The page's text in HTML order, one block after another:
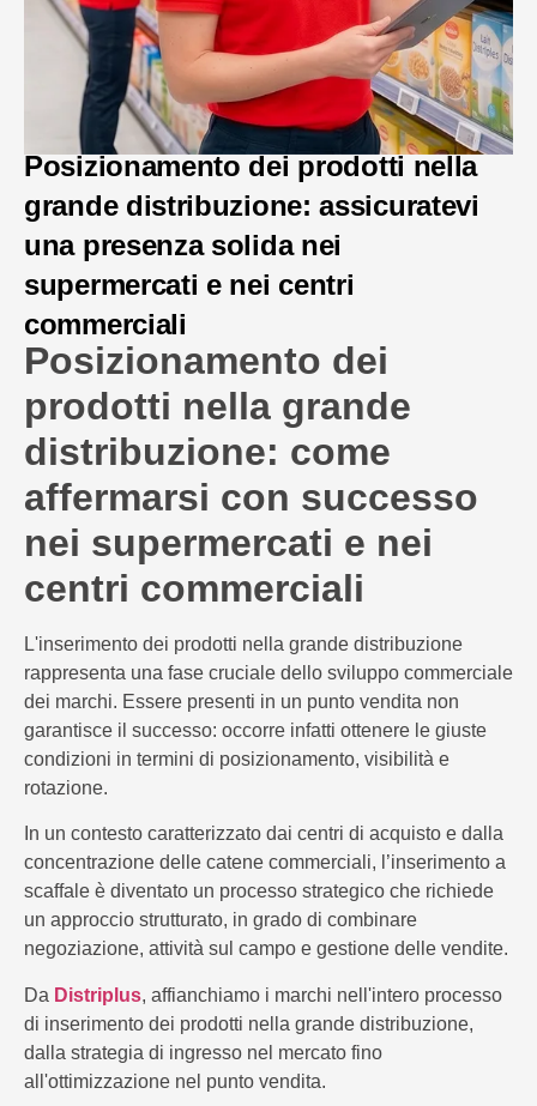
Posizionamento dei prodotti nella
grande distribuzione: assicuratevi
una presenza solida nei
supermercati e nei centri
commerciali
Posizionamento dei
prodotti nella grande
distribuzione: come
affermarsi con successo
nei supermercati e nei
centri commerciali
L'inserimento dei prodotti nella grande distribuzione
rappresenta una fase cruciale dello sviluppo commerciale
dei marchi. Essere presenti in un punto vendita non
garantisce il successo: occorre infatti ottenere le giuste
condizioni in termini di posizionamento, visibilità e
rotazione.
In un contesto caratterizzato dai centri di acquisto e dalla
concentrazione delle catene commerciali, l’inserimento a
scaffale è diventato un processo strategico che richiede
un approccio strutturato, in grado di combinare
negoziazione, attività sul campo e gestione delle vendite.
Da Distriplus, affianchiamo i marchi nell'intero processo
di inserimento dei prodotti nella grande distribuzione,
dalla strategia di ingresso nel mercato fino
all'ottimizzazione nel punto vendita.